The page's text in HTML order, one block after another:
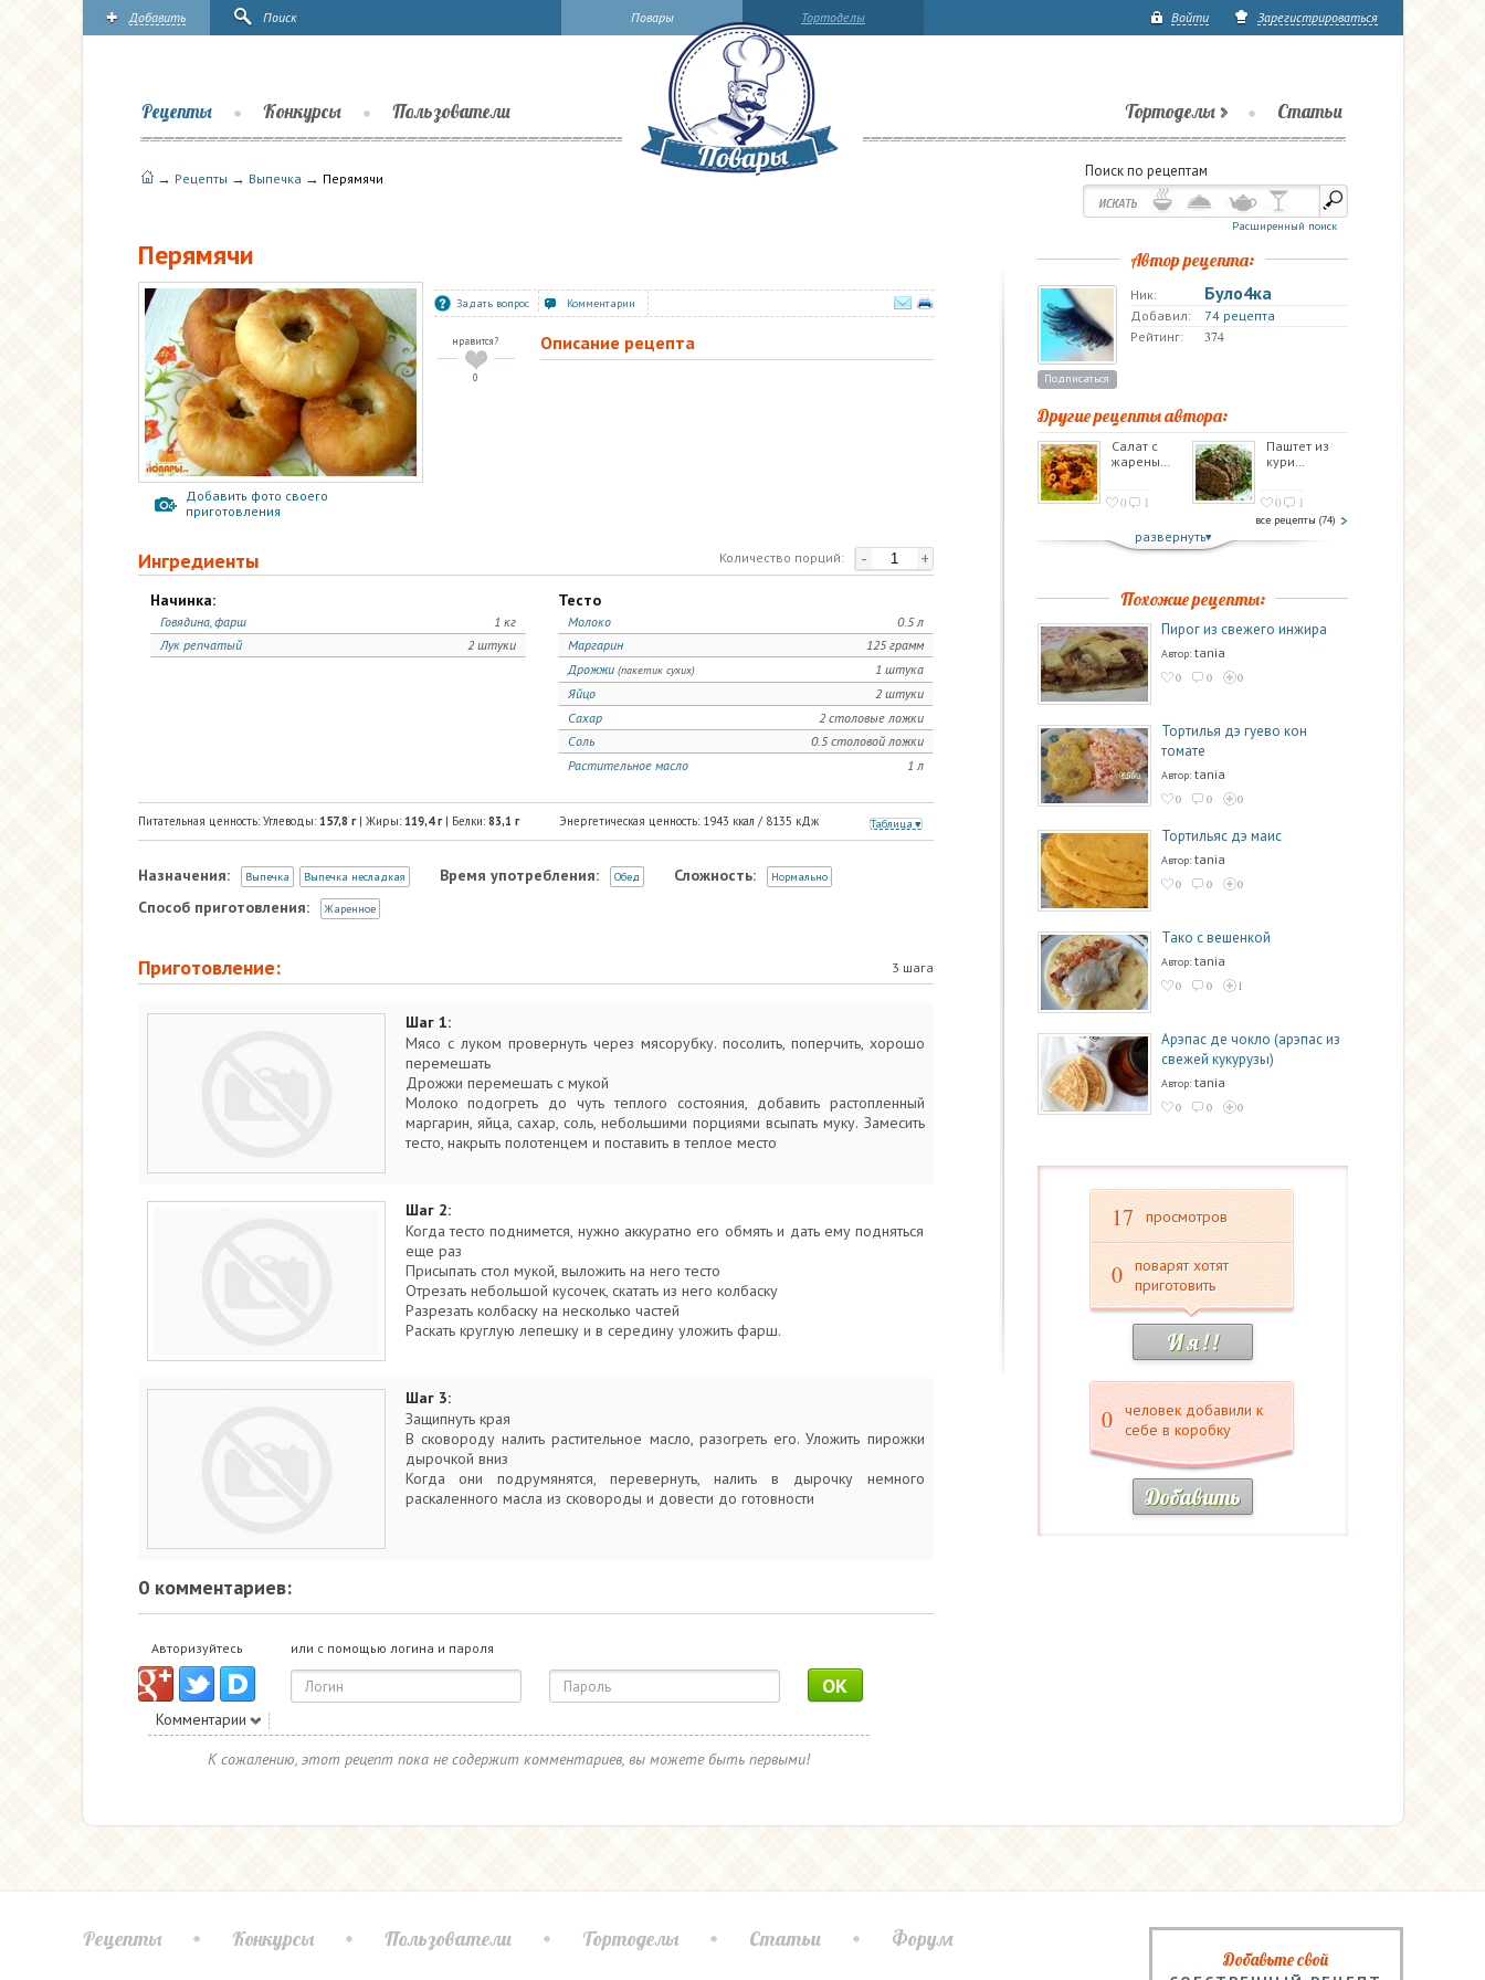
Тортоделы
Повары Войти Зарегистрироваться
Добавить Поиск
Тортоделы Статьи
Рецепты Конкурсы Пользователи
→ Рецепты → Выпечка → Перямячи Поиск по рецептам
Расширенный поиск
Перямячи
Добавить фото своего
приготовления
Задать вопрос Комментарии
нравится?
0
Описание рецепта
- +
Количество порций:
Ингредиенты
Начинка:
1 кг
Говядина, фарш
2 штуки
Лук репчатый
Тесто
0.5 л
Молоко
125 грамм
Маргарин
1 штука
Дрожжи(пакетик сухих)
2 штуки
Яйцо
2 столовые ложки
Сахар
0.5 столовой ложки
Соль
1 л
Растительное масло
Таблица
Энергетическая ценность: 1943 ккал / 8135 кДж
Питательная ценность: Углеводы: 157,8 г| Жиры: 119,4г| Белки: 83,1 г
Назначения: Выпечка Выпечка несладкая Время употребления: Обед Сложность: Нормально
Способ приготовления: Жаренное
Приготовление: 3 шага
Шаг 1:
Мясо с луком провернуть через мясорубку. посолить, поперчить, хорошо
перемешать
Дрожжи перемешать с мукой
Молоко подогреть до чуть теплого состояния, добавить растопленный
маргарин, яйца, сахар, соль, небольшими порциями всыпать муку. Замесить
тесто, накрыть полотенцем и поставить в теплое место
Шаг 2:
Когда тесто поднимется, нужно аккуратно его обмять и дать ему подняться
еще раз
Присыпать стол мукой, выложить на него тесто
Отрезать небольшой кусочек, скатать из него колбаску
Разрезать колбаску на несколько частей
Раскать круглую лепешку и в середину уложить фарш.
Шаг 3:
Защипнуть края
В сковороду налить растительное масло, разогреть его. Уложить пирожки
дырочкой вниз
Когда они подрумянятся, перевернуть, налить в дырочку немного
раскаленного масла из сковороды и довести до готовности
0 комментариев:
Авторизуйтесь или с помощью логина и пароля
OK
Комментарии
К сожалению, этот рецепт пока не содержит комментариев, вы можете быть первыми!
Автор рецепта:
Подписаться
Ник: Було4ка
Добавил:
74 рецепта
Рейтинг:
374
Другие рецепты автора:
Салат с
жарены…
0 1
Паштет из
кури…
0 1
все рецепты (74)
развернуть
Похожие рецепты:
Пирог из свежего инжира
Автор: tania
0 0 0
Тортилья дэ гуево кон
томате
Автор: tania
0 0 0
Тортильяс дэ маис
Автор: tania
0 0 0
Тако с вешенкой
Автор: tania
0 0 1
Арэпас де чокло (арэпас из
свежей кукурузы)
Автор: tania
0 0 0
17 просмотров
0
поварят хотят
приготовить
И я ! !
0
человек добавили к
себе в коробку
Добавить
Добавьте свой
Рецепты Конкурсы Пользователи Тортоделы Статьи Форум